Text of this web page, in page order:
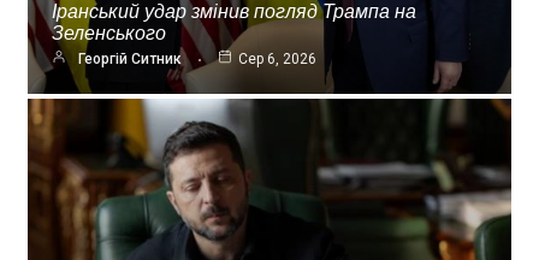
Іранський удар змінив погляд Трампа на
Зеленського
Георгій Ситник Сер 6, 2026